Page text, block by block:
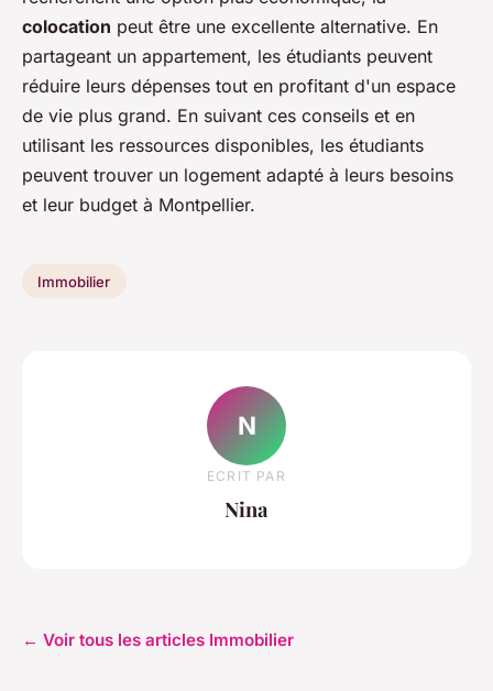
colocation peut être une excellente alternative. En
partageant un appartement, les étudiants peuvent
réduire leurs dépenses tout en profitant d'un espace
de vie plus grand. En suivant ces conseils et en
utilisant les ressources disponibles, les étudiants
peuvent trouver un logement adapté à leurs besoins
et leur budget à Montpellier.
Immobilier
N
ECRIT PAR
Nina
← Voir tous les articles Immobilier